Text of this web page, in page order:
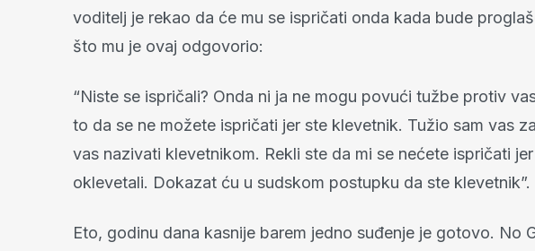
voditelj je rekao da će mu se ispričati onda kada bude
što mu je ovaj odgovorio:
“Niste se ispričali? Onda ni ja ne mogu povući tužbe protiv
to da se ne možete ispričati jer ste klevetnik. Tužio sam vas
vas nazivati klevetnikom. Rekli ste da mi se nećete ispričati
oklevetali. Dokazat ću u sudskom postupku da ste klevetnik”.
Eto, godinu dana kasnije barem jedno suđenje je gotovo. No